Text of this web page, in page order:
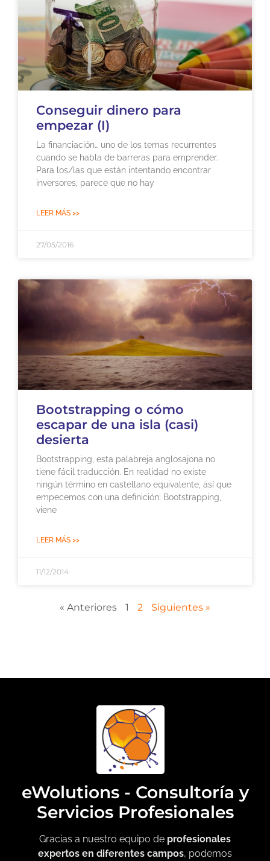
Conseguir dinero para
empezar (I)
La financiación… uno de los temas recurrentes
cuando se habla de barreras para emprender.
Para los/las que están intentando encontrar
inversores, parece que no hay
LEER MÁS >>
27/05/2016
Bootstrapping o cómo
escapar de una isla (casi)
desierta
Bootstrapping, esta palabreja anglosajona no
tiene fácil traducción. En realidad no existe
ningún término en castellano equivalente, así que
empecemos con una definición: Bootstrapping,
viene
LEER MÁS >>
11/12/2014
« Anteriores 1 2 Siguientes »
eWolutions - Consultoría y
Servicios Profesionales
Gracias a nuestro equipo de profesionales
expertos en diferentes campos, podemos